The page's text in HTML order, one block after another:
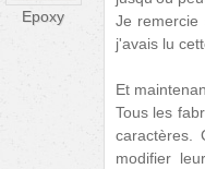
Epoxy
Je remercie
j'avais lu
Et
Tous les
caractères.
modifier